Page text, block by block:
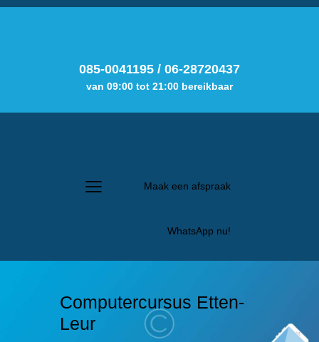
085-0041195 / 06-28720437
van 09:00 tot 21:00 bereikbaar
Maak een afspraak
WhatsApp nu!
Computercursus Etten-
Leur